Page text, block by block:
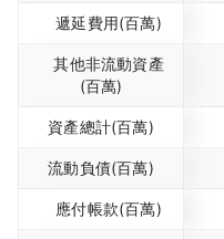
遞延費用(百萬)
其他非流動資產
(百萬)
資產總計(百萬)
流動負債(百萬)
應付帳款(百萬)